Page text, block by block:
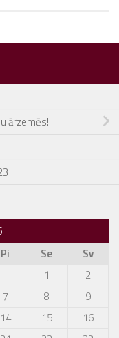
ārzemēs!
Pi Se
Sv
1
2
7 8
9
14 15
16